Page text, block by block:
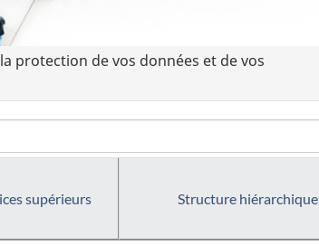
protection de vos données et de vos
supérieurs Structure hiérarchique